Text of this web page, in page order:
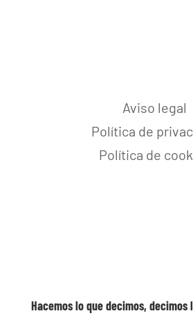
Aviso legal
Política de
Política de
Hacemos lo que decimos, decimos